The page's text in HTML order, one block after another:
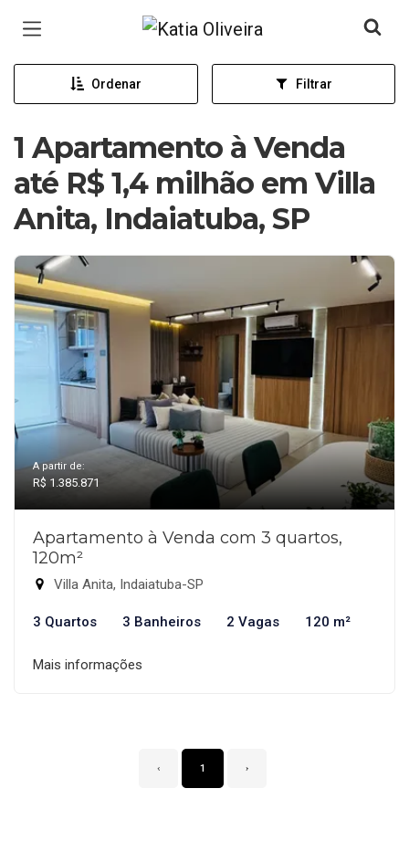
Página inicial
Ordenar Filtrar
1 Apartamento à Venda
até R$ 1,4 milhão em Villa
Anita, Indaiatuba, SP
A partir de:
R$ 1.385.871
Apartamento à Venda com 3 quartos,
120m²
Villa Anita, Indaiatuba-SP
3 Quartos 3 Banheiros 2 Vagas 120 m²
Mais informações
‹ 1 ›